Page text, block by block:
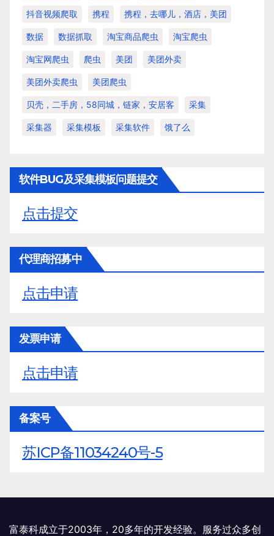
抖音视频爬取 携程 携程，去哪儿，酒店，美团
数据 数据抓取 淘宝商品爬虫 淘宝爬虫
淘宝网爬虫 爬虫 美团 美团外卖
美团外卖爬虫 美团爬虫
贝壳，二手房，58同城，链家，安居客 采集
采集器 采集模板 采集软件 饿了么
软件BUG及采集模板问题提交
点击提交
代理商招募中
点击申请
发票申请
点击申请
备案号
苏ICP备11034240号-5
富泰科成立于2003年，20多年的开发经验。服务过众多创